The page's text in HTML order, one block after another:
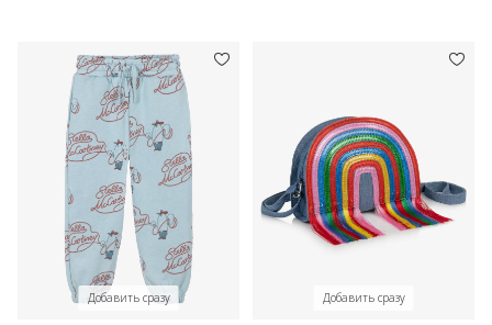
Добавить сразу Добавить сразу